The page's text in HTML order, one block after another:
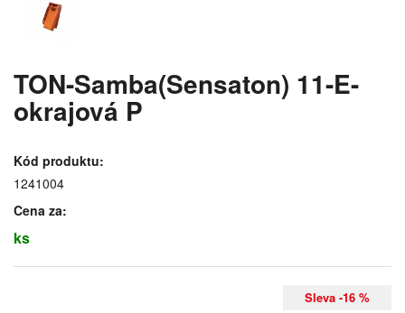
TON-Samba(Sensaton) 11-E-
okrajová P
Kód produktu:
1241004
Cena za:
ks
Sleva -16 %